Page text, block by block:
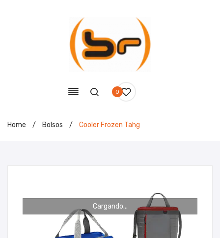
0
Home / Bolsos / Cooler Frozen Tahg
Cargando...